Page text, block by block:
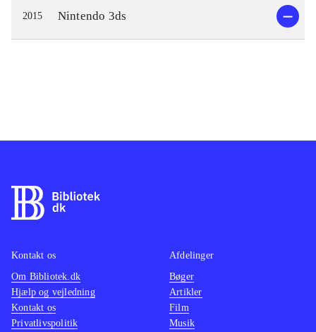
2015 Nintendo 3ds
Kontakt os
Om Bibliotek.dk
Hjælp og vejledning
Kontakt os
Privatlivspolitik
Afdelinger
Bøger
Artikler
Film
Musik